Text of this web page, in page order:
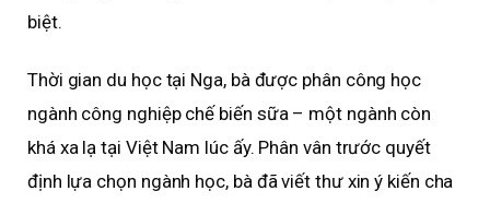
biệt.
Thời gian du học tại Nga, bà được phân công học
ngành công nghiệp chế biến sữa – một ngành còn
khá xa lạ tại Việt Nam lúc ấy. Phân vân trước quyết
định lựa chọn ngành học, bà đã viết thư xin ý kiến cha